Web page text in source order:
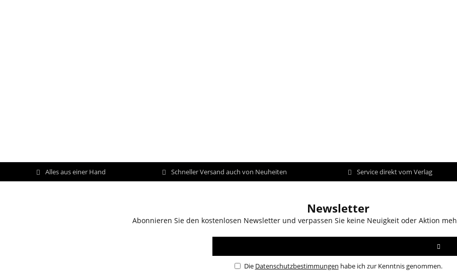
Alles aus einer Hand Schneller Versand auch von Neuheiten Service direkt vom Verlag
Newsletter
Abonnieren Sie den kostenlosen Newsletter und verpassen Sie keine Neuigkeit oder Aktion
Die Datenschutzbestimmungen habe ich zur Kenntnis genommen.